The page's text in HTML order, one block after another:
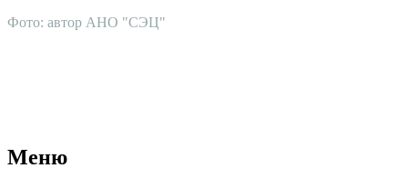
Фото: автор АНО "СЭЦ"
Меню